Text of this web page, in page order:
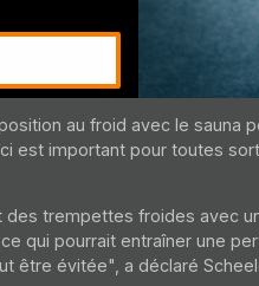
activation plus élevée
meilleurs pour réguler leur
au froid avec le sauna
est important pour toutes
trempettes froides avec
qui pourrait entraîner une
être évitée", a déclaré